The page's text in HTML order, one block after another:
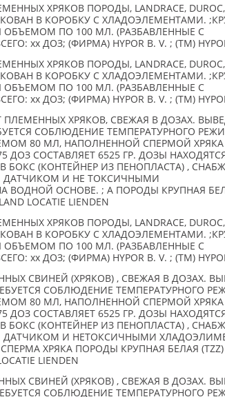
ХРЯКОВ ПОРОДЫ, LANDRACE, DUROC,
В КОРОБКУ С ХЛАДОЭЛЕМЕНТАМИ.
ОБЪЕМОМ ПО 100 МЛ. (РАЗБАВЛЕННЫЕ С
xx ДОЗ; (ФИРМА) HYPOR B. V. ; (TM)
ХРЯКОВ ПОРОДЫ, LANDRACE, DUROC,
В КОРОБКУ С ХЛАДОЭЛЕМЕНТАМИ.
ОБЪЕМОМ ПО 100 МЛ. (РАЗБАВЛЕННЫЕ С
xx ДОЗ; (ФИРМА) HYPOR B. V. ; (TM)
ХРЯКОВ, СВЕЖАЯ В ДОЗАХ.
СОБЛЮДЕНИЕ ТЕМПЕРАТУРНОГО
80 МЛ, НАПОЛНЕННОЙ СПЕРМОЙ ХРЯКА
ДОЗ СОСТАВЛЯЕТ 6525 ГР. ДОЗЫ
(КОНТЕЙНЕР ИЗ ПЕНОПЛАСТА) ,
ДАТЧИКОМ И НЕ ТОКСИЧНЫМИ
ВОДНОЙ ОСНОВЕ. ; А ПОРОДЫ КРУПНАЯ
LOCATIE LIENDEN
ХРЯКОВ ПОРОДЫ, LANDRACE, DUROC,
В КОРОБКУ С ХЛАДОЭЛЕМЕНТАМИ.
ОБЪЕМОМ ПО 100 МЛ. (РАЗБАВЛЕННЫЕ С
xx ДОЗ; (ФИРМА) HYPOR B. V. ; (TM)
СВИНЕЙ (ХРЯКОВ) , СВЕЖАЯ В ДОЗАХ.
СОБЛЮДЕНИЕ ТЕМПЕРАТУРНОГО
80 МЛ, НАПОЛНЕННОЙ СПЕРМОЙ ХРЯКА
ДОЗ СОСТАВЛЯЕТ 6525 ГР. ДОЗЫ
(КОНТЕЙНЕР ИЗ ПЕНОПЛАСТА) ,
ДАТЧИКОМ И НЕТОКСИЧНЫМИ
ХРЯКА ПОРОДЫ КРУПНАЯ БЕЛАЯ (TZZ)
LIENDEN
СВИНЕЙ (ХРЯКОВ) , СВЕЖАЯ В ДОЗАХ.
СОБЛЮДЕНИЕ ТЕМПЕРАТУРНОГО